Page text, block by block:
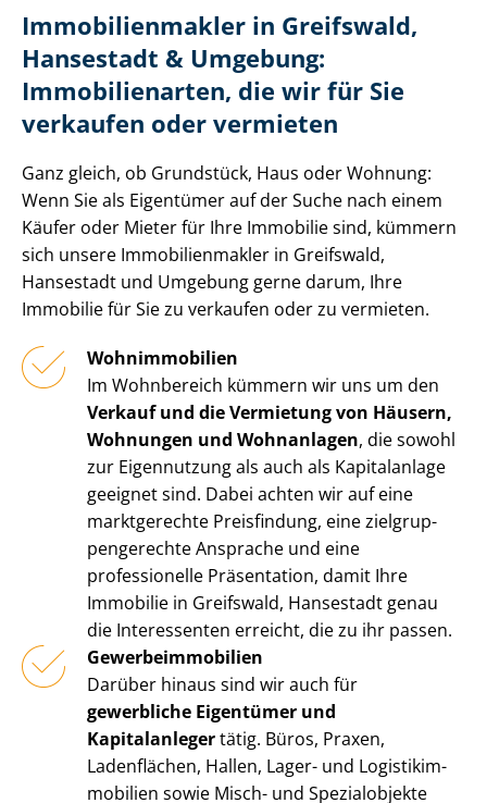
Im­mo­bi­li­en­mak­ler in Greifswald,
Hansestadt & Umgebung:
Immobilienarten, die wir für Sie
verkaufen oder vermieten
Ganz gleich, ob Grundstück, Haus oder Wohnung:
Wenn Sie als Eigentümer auf der Suche nach einem
Käufer oder Mieter für Ihre Immobilie sind, kümmern
sich unsere Im­mo­bi­li­en­mak­ler in Greifswald,
Hansestadt und Umgebung gerne darum, Ihre
Immobilie für Sie zu verkaufen oder zu vermieten.
Wohnimmobilien
Im Wohnbereich kümmern wir uns um den
Verkauf und die Vermietung von Häusern,
Wohnungen und Wohnanlagen, die sowohl
zur Eigennutzung als auch als Kapitalanlage
geeignet sind. Dabei achten wir auf eine
marktgerechte Preisfindung, eine ziel­grup­
pen­ge­rech­te Ansprache und eine
professionelle Präsentation, damit Ihre
Immobilie in Greifswald, Hansestadt genau
die Interessenten erreicht, die zu ihr passen.
Ge­wer­be­im­mo­bi­li­en
Darüber hinaus sind wir auch für
gewerbliche Eigentümer und
Kapitalanlegertätig. Büros, Praxen,
Ladenflächen, Hallen, Lager- und Lo­gis­tik­im­
mo­bi­li­en sowie Misch- und Spezialobjekte